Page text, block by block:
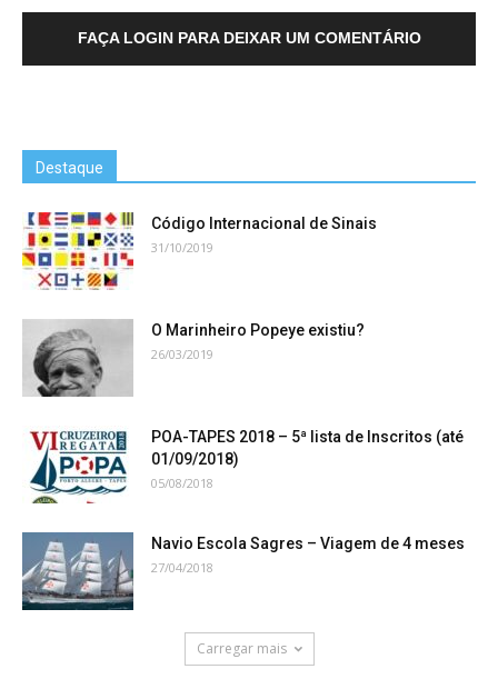
FAÇA LOGIN PARA DEIXAR UM COMENTÁRIO
Destaque
Código Internacional de Sinais
31/10/2019
O Marinheiro Popeye existiu?
26/03/2019
POA-TAPES 2018 – 5ª lista de Inscritos (até
01/09/2018)
05/08/2018
Navio Escola Sagres – Viagem de 4 meses
27/04/2018
Carregar mais